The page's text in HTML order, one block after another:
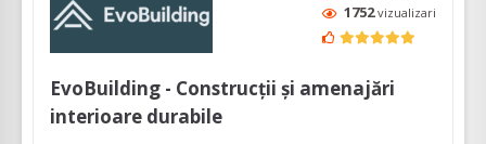
1752vizualizari
EvoBuilding - Construcții și amenajări
interioare durabile